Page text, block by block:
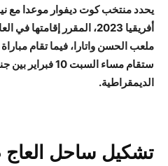
يحدد منتخب كوت ديفوار موعدا مع
أفريقيا 2023، المقرر
ملعب الحسن واتارا، فيما تقام
ستقام مساء السبت
الديمقراطية.
تشكيل ساحل